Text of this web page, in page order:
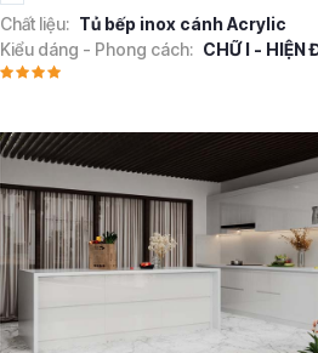
Chất liệu: Tủ bếp inox cánh Acrylic
Kiểu dáng - Phong cách: CHỮ I - HIỆN